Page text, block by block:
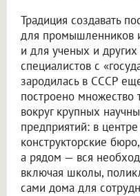
Традиция создавать
для промышленников
и для ученых и
специалистов с
зародилась в СССР
построено множество
вокруг крупных
предприятий: в
конструкторские
а рядом — вся
включая школы,
сами дома для